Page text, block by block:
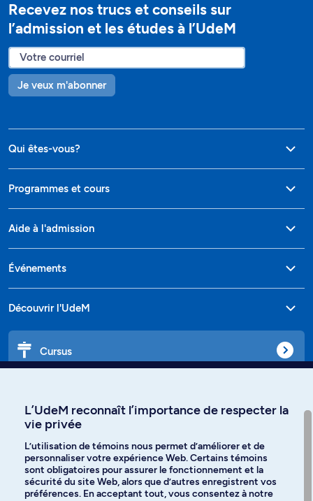
Recevez nos trucs et conseils sur
l’admission et les études à l’UdeM
Je veux m'abonner
Qui êtes-vous?
Programmes et cours
Aide à l'admission
Événements
Découvrir l'UdeM
Cursus
Langues
L’UdeM reconnaît l’importance de respecter la
vie privée
L’utilisation de témoins nous permet d’améliorer et de
personnaliser votre expérience Web. Certains témoins
sont obligatoires pour assurer le fonctionnement et la
sécurité du site Web, alors que d’autres enregistrent vos
préférences. En acceptant tout, vous consentez à notre